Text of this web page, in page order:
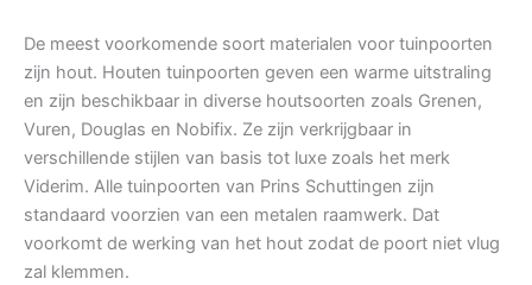
De meest voorkomende soort materialen voor tuinpoorten
zijn hout. Houten tuinpoorten geven een warme uitstraling
en zijn beschikbaar in diverse houtsoorten zoals Grenen,
Vuren, Douglas en Nobifix. Ze zijn verkrijgbaar in
verschillende stijlen van basis tot luxe zoals het merk
Viderim. Alle tuinpoorten van Prins Schuttingen zijn
standaard voorzien van een metalen raamwerk. Dat
voorkomt de werking van het hout zodat de poort niet vlug
zal klemmen.